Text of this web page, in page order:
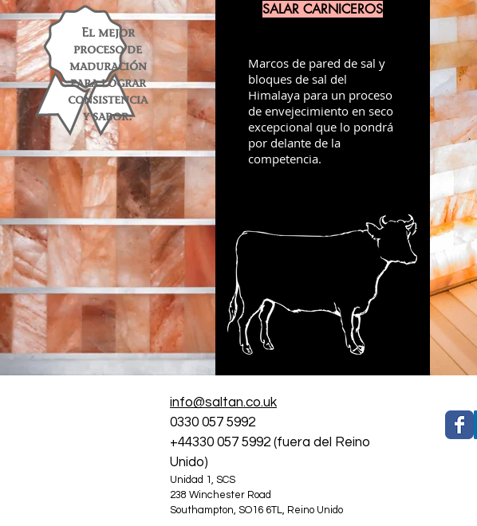
El mejor
proceso de
maduración
para lograr
consistencia
y sabor.
SALAR CARNICEROS
Carnicer
Marcos de pared de sal y
bloques de sal del
Himalaya para un proceso
de envejecimiento en seco
excepcional que lo pondrá
por delante de la
competencia.
info@saltan.co.uk
0330 057 5992
+44330 057 5992 (fuera del Reino
Unido)
Unidad 1, SCS
238 Winchester Road
Southampton, SO16 6TL, Reino Unido